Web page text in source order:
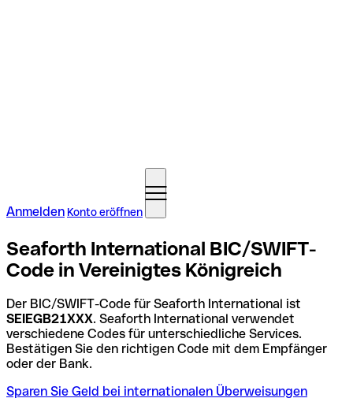
Anmelden Konto eröffnen
Seaforth International BIC/SWIFT-
Code in Vereinigtes Königreich
Der BIC/SWIFT-Code für Seaforth International ist
SEIEGB21XXX. Seaforth International verwendet
verschiedene Codes für unterschiedliche Services.
Bestätigen Sie den richtigen Code mit dem Empfänger
oder der Bank.
Sparen Sie Geld bei internationalen Überweisungen